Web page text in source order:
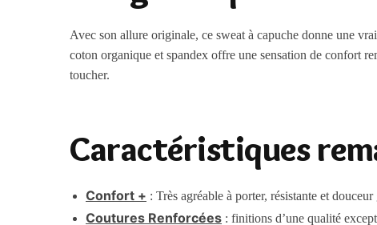
Avec son allure originale, ce sweat à capuche donne une
coton organique et spandex offre une sensation de confort
toucher.
Caractéristiques
Confort + : Très agréable à porter, résistante et douceur
Coutures Renforcées : finitions d’une qualité